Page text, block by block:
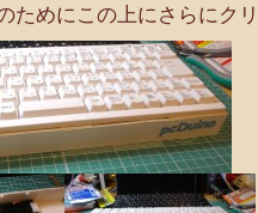
ためにこの上にさらにク